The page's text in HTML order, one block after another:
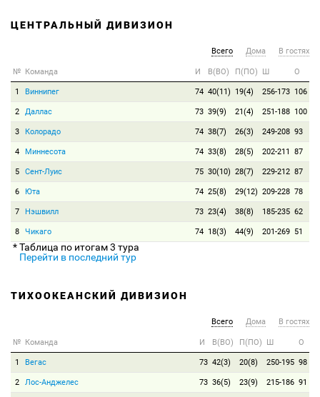
ЦЕНТРАЛЬНЫЙ ДИВИЗИОН
Всего Дома В гостях
№ Команда И В(ВО) П(ПО) Ш О
1 Виннипег 74 40(11) 19(4) 256-173 106
2 Даллас 73 39(9) 21(4) 251-188 100
3 Колорадо 74 38(7) 26(3) 249-208 93
4 Миннесота 74 33(8) 28(5) 202-211 87
5 Сент-Луис 75 30(10) 28(7) 229-212 87
6 Юта 74 25(8) 29(12) 209-228 78
7 Нэшвилл 73 23(4) 38(8) 185-235 62
8 Чикаго 74 18(3) 44(9) 201-269 51
* Таблица по итогам 3 тура
Перейти в последний тур
ТИХООКЕАНСКИЙ ДИВИЗИОН
Всего Дома В гостях
№ Команда И В(ВО) П(ПО) Ш О
1 Вегас 73 42(3) 20(8) 250-195 98
2 Лос-Анджелес 73 36(5) 23(9) 215-186 91